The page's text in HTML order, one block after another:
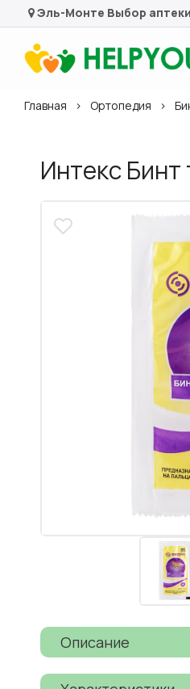
Эль-Монте Выбор аптеки
Главная Ортопедия
Интекс
Описание